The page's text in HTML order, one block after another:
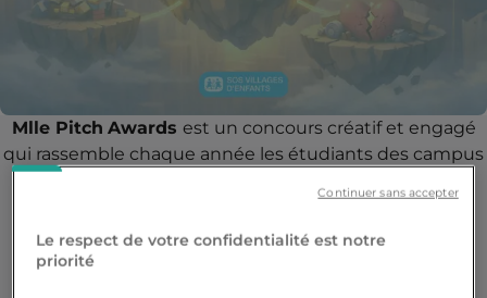
Mlle Pitch Awards est un concours créatif et engagé
qui rassemble chaque année les étudiants des campus
stratégie digitaleà imaginer des
campagnes à fort impact pour des causes sociales ou
humanitaires. Chaque année une nouvelle ONG
Le respect de votre confidentialité est notre
priorité
Continuer sans accepter